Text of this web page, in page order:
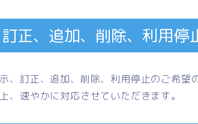
正、追加、削除、利用停
、訂正、追加、削除、利用停止のご希望
、速やかに対応させていただきます。